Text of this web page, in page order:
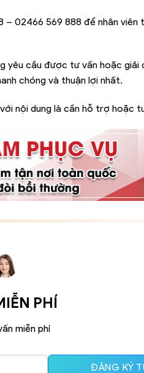
– 02466 569 888 để nhân viên
yêu cầu được tư vấn hoặc giải
chóng và thuận lợi nhất.
với nội dung là cần hỗ trợ hoặc
PHÍ
miễn phí
ĐĂNG KÝ